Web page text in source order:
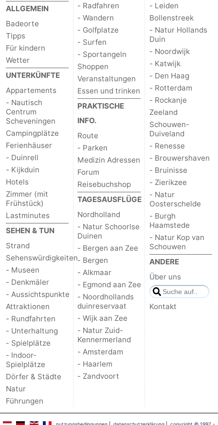
ALLGEMEIN
Badeorte
Tipps
Für kindern
Wetter
UNTERKÜNFTE
Appartements
- Nautisch
Centrum
Scheveningen
Campingplätze
Ferienhäuser
- Duinrell
- Kijkduin
Hotels
Zimmer (mit
Frühstück)
Lastminutes
SEHEN & TUN
Strand
Sehenswürdigkeiten
- Museen
- Denkmäler
- Aussichtspunkte
Attraktionen
- Rundfahrten
- Unterhaltung
- Spielplätze
- Indoor-
Spielplätze
Dörfer & Städte
Natur
Führungen
- Radfahren
- Wandern
- Golfplatze
- Surfen
- Sportangeln
Shoppen
Veranstaltungen
Essen und trinken
PRAKTISCHE
INFO.
Route
- Parken
Medizin Adressen
Forum
Reisebuchshop
TAGESAUSFLÜGE
Nordholland
- Natur Schoorlse
Duinen
- Bergen aan Zee
- Bergen
- Alkmaar
- Egmond aan Zee
- Noordhollands
duinreservaat
- Wijk aan Zee
- Natur Zuid-
Kennermerland
- Amsterdam
- Haarlem
- Zandvoort
- Leiden
Bollenstreek
- Natur Hollands
Duin
- Noordwijk
- Katwijk
- Den Haag
- Rotterdam
- Rockanje
Zeeland
Schouwen-
Duiveland
- Renesse
- Brouwershaven
- Bruinisse
- Zierikzee
- Natur
Oosterschelde
- Burgh
Haamstede
- Natur Kop van
Schouwen
ANDERE
Über uns
Kontakt